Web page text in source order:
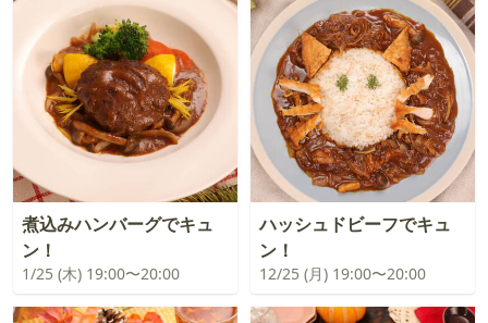
煮込みハンバーグでキュ
ン！
1/25 (木) 19:00〜20:00
ハッシュドビーフでキュ
ン！
12/25 (月) 19:00〜20:00